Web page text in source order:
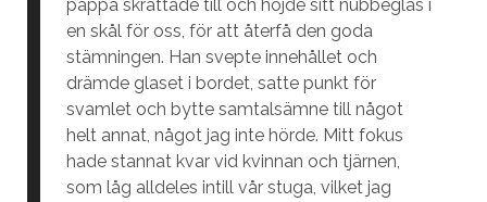
pappa skrattade till och höjde sitt nubbeglas i
en skål för oss, för att återfå den goda
stämningen. Han svepte innehållet och
drämde glaset i bordet, satte punkt för
svamlet och bytte samtalsämne till något
helt annat, något jag inte hörde. Mitt fokus
hade stannat kvar vid kvinnan och tjärnen,
som låg alldeles intill vår stuga, vilket jag